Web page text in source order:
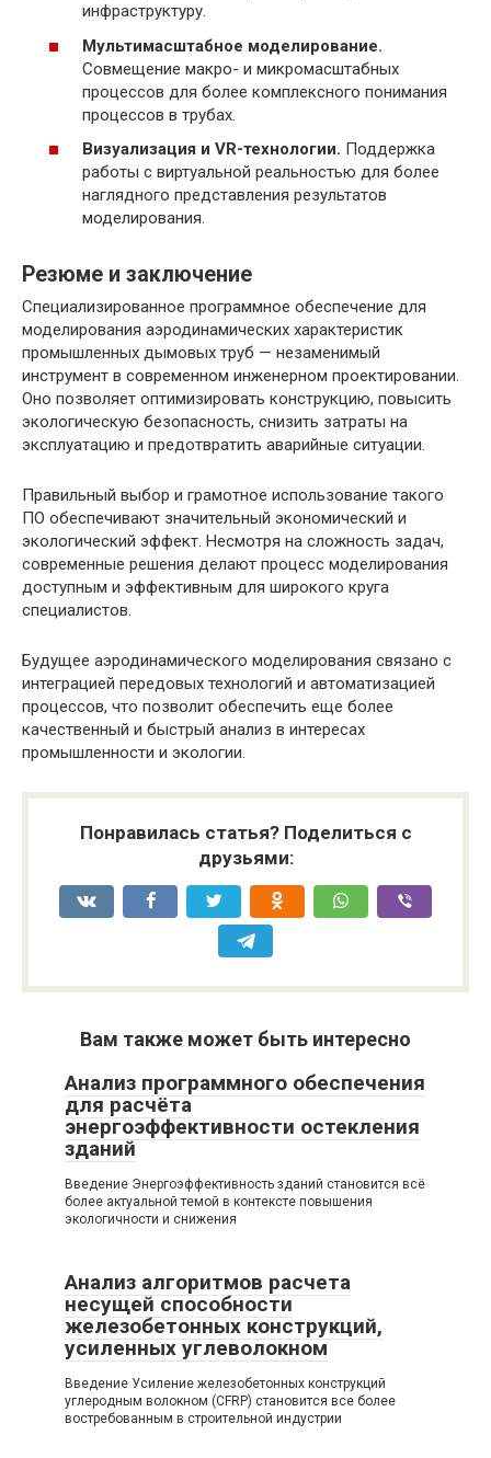
инфраструктуру.
Мультимасштабное моделирование.
Совмещение макро- и микромасштабных
процессов для более комплексного понимания
процессов в трубах.
Визуализация и VR-технологии. Поддержка
работы с виртуальной реальностью для более
наглядного представления результатов
моделирования.
Резюме и заключение
Специализированное программное обеспечение для
моделирования аэродинамических характеристик
промышленных дымовых труб — незаменимый
инструмент в современном инженерном проектировании.
Оно позволяет оптимизировать конструкцию, повысить
экологическую безопасность, снизить затраты на
эксплуатацию и предотвратить аварийные ситуации.
Правильный выбор и грамотное использование такого
ПО обеспечивают значительный экономический и
экологический эффект. Несмотря на сложность задач,
современные решения делают процесс моделирования
доступным и эффективным для широкого круга
специалистов.
Будущее аэродинамического моделирования связано с
интеграцией передовых технологий и автоматизацией
процессов, что позволит обеспечить еще более
качественный и быстрый анализ в интересах
промышленности и экологии.
Понравилась статья? Поделиться с
друзьями:
Вам также может быть интересно
Анализ программного обеспечения
для расчёта
энергоэффективности остекления
зданий
Введение Энергоэффективность зданий становится всё
более актуальной темой в контексте повышения
экологичности и снижения
Анализ алгоритмов расчета
несущей способности
железобетонных конструкций,
усиленных углеволокном
Введение Усиление железобетонных конструкций
углеродным волокном (CFRP) становится все более
востребованным в строительной индустрии